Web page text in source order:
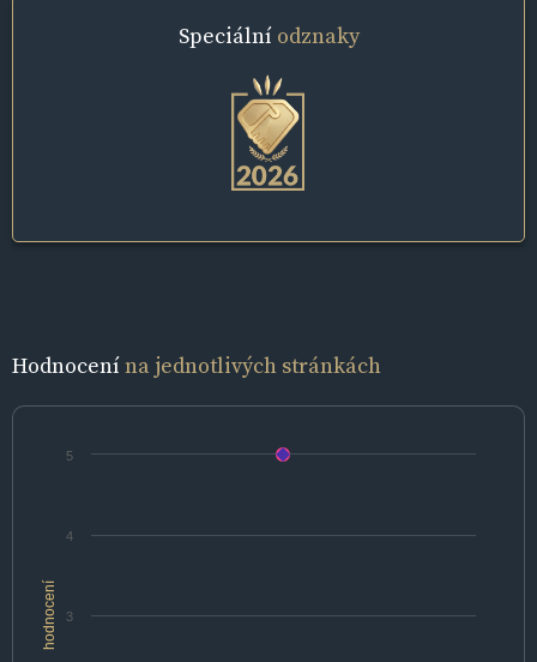
Speciální odznaky
Hodnocenína jednotlivých stránkách
hodnocení 3
4
5